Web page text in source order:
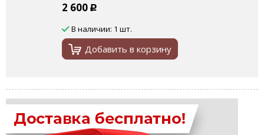
2 600 Р
В наличии: 1 шт.
Добавить в корзину